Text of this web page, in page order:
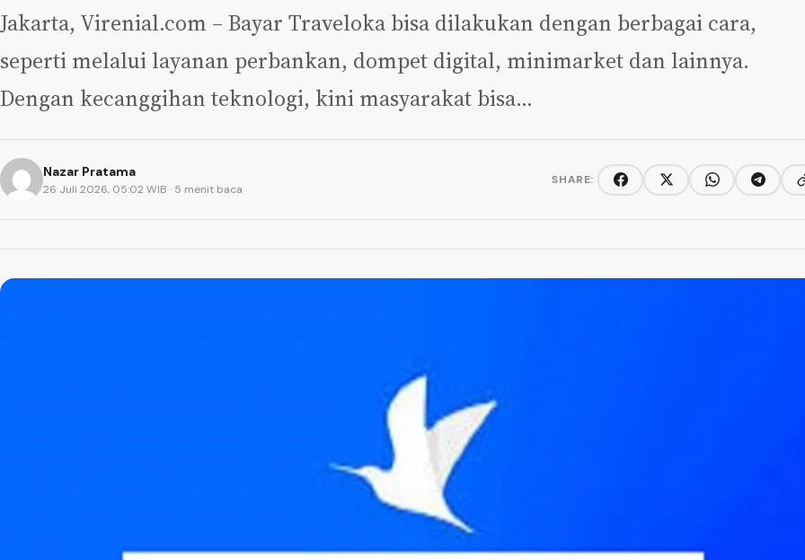
Jakarta, Virenial.com – Bayar Traveloka bisa dilakukan dengan berbagai cara,
seperti melalui layanan perbankan, dompet digital, minimarket dan lainnya.
Dengan kecanggihan teknologi, kini masyarakat bisa…
Nazar Pratama
26 Juli 2026, 05:02 WIB · 5 menit baca
SHARE: FacebookTwitter/XWhatsAppTelegram